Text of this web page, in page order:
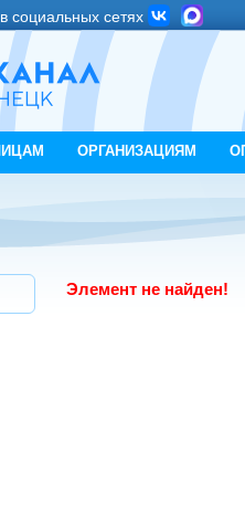
социальных сетях
ОРГАНИЗАЦИЯМ
Элемент не найден!